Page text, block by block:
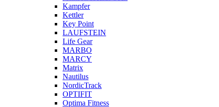
Kampfer
Kettler
Key Point
LAUFSTEIN
Life Gear
MARBO
MARCY
Matrix
Nautilus
NordicTrack
OPTIFIT
Optima Fitness